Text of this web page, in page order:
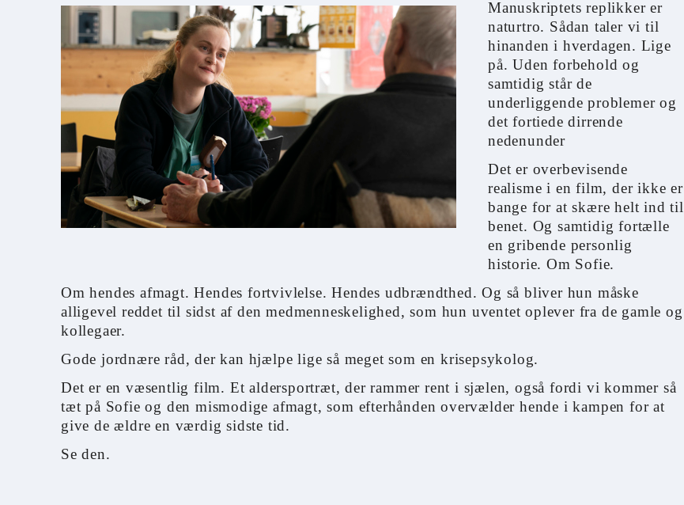
Manuskriptets replikker er
naturtro. Sådan taler vi til
hinanden i hverdagen. Lige
på. Uden forbehold og
samtidig står de
underliggende problemer og
det fortiede dirrende
nedenunder
Det er overbevisende
realisme i en film, der ikke er
bange for at skære helt ind til
benet. Og samtidig fortælle
en gribende personlig
historie. Om Sofie.
Om hendes afmagt. Hendes fortvivlelse. Hendes udbrændthed. Og så bliver hun måske
alligevel reddet til sidst af den medmenneskelighed, som hun uventet oplever fra de gamle og
kollegaer.
Gode jordnære råd, der kan hjælpe lige så meget som en krisepsykolog.
Det er en væsentlig film. Et aldersportræt, der rammer rent i sjælen, også fordi vi kommer så
tæt på Sofie og den mismodige afmagt, som efterhånden overvælder hende i kampen for at
give de ældre en værdig sidste tid.
Se den.